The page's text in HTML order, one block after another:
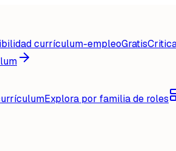
currículum-empleoGratis
Explora por familia de roles